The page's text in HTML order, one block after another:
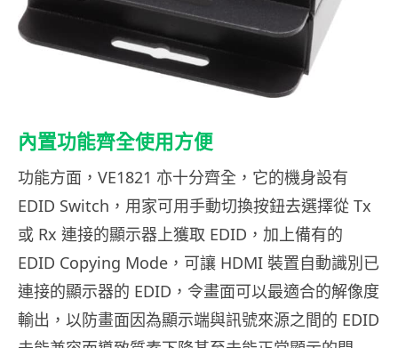
內置功能齊全使用方便
功能方面，VE1821 亦十分齊全，它的機身設有
EDID Switch，用家可用手動切換按鈕去選擇從 Tx
或 Rx 連接的顯示器上獲取 EDID，加上備有的
EDID Copying Mode，可讓 HDMI 裝置自動識別已
連接的顯示器的 EDID，令畫面可以最適合的解像度
輸出，以防畫面因為顯示端與訊號來源之間的 EDID